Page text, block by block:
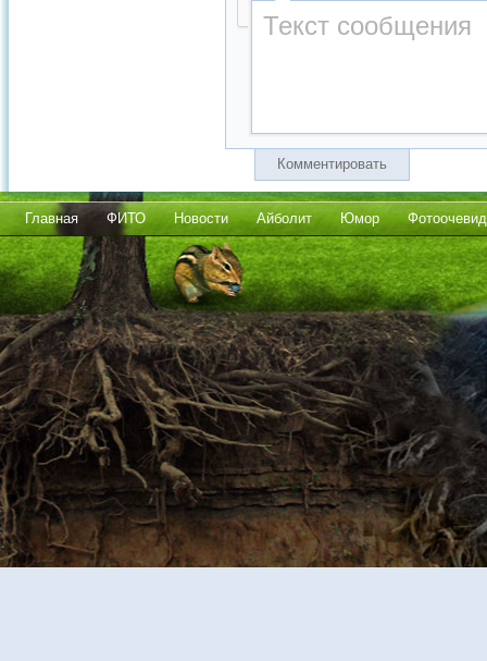
Комментировать
Главная ФИТО Новости Айболит Юмор